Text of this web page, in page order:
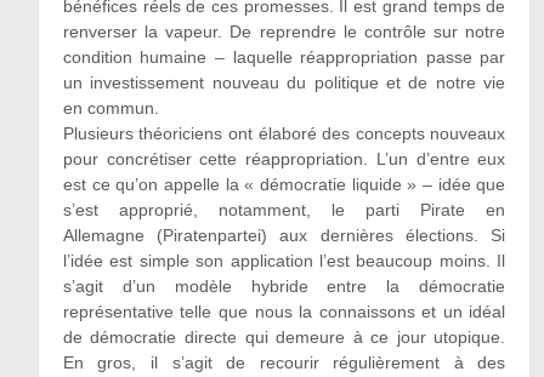
bénéfices réels de ces promesses. Il est grand temps de
renverser la vapeur. De reprendre le contrôle sur notre
condition humaine – laquelle réappropriation passe par
un investissement nouveau du politique et de notre vie
en commun.
Plusieurs théoriciens ont élaboré des concepts nouveaux
pour concrétiser cette réappropriation. L’un d’entre eux
est ce qu’on appelle la « démocratie liquide » – idée que
s’est approprié, notamment, le parti Pirate en
Allemagne (Piratenpartei) aux dernières élections. Si
l’idée est simple son application l’est beaucoup moins. Il
s’agit d’un modèle hybride entre la démocratie
représentative telle que nous la connaissons et un idéal
de démocratie directe qui demeure à ce jour utopique.
En gros, il s’agit de recourir régulièrement à des